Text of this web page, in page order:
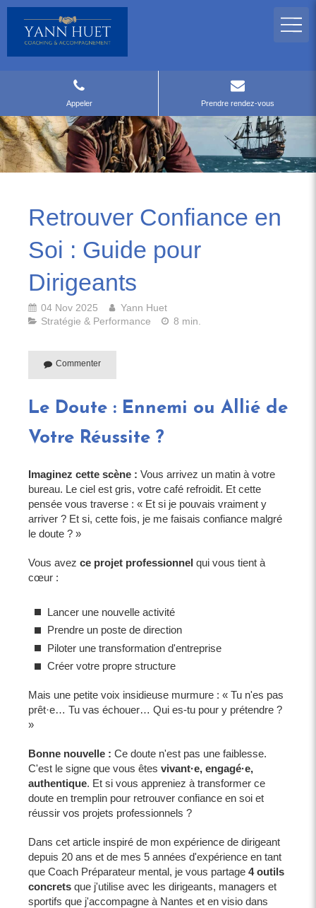
Appeler Prendre rendez-vous
Retrouver Confiance en
Soi : Guide pour
Dirigeants
04 Nov 2025
Yann Huet
Stratégie & Performance
8 min.
Commenter
Le Doute : Ennemi ou Allié de
Votre Réussite ?
Imaginez cette scène : Vous arrivez un matin à votre
bureau. Le ciel est gris, votre café refroidit. Et cette
pensée vous traverse : « Et si je pouvais vraiment y
arriver ? Et si, cette fois, je me faisais confiance malgré
le doute ? »
Vous avez ce projet professionnel qui vous tient à
cœur :
Lancer une nouvelle activité
Prendre un poste de direction
Piloter une transformation d'entreprise
Créer votre propre structure
Mais une petite voix insidieuse murmure : « Tu n'es pas
prêt·e… Tu vas échouer… Qui es-tu pour y prétendre ?
»
Bonne nouvelle : Ce doute n'est pas une faiblesse.
C'est le signe que vous êtes vivant·e, engagé·e,
authentique. Et si vous appreniez à transformer ce
doute en tremplin pour retrouver confiance en soi et
réussir vos projets professionnels ?
Dans cet article inspiré de mon expérience de dirigeant
depuis 20 ans et de mes 5 années d'expérience en tant
que Coach Préparateur mental, je vous partage 4 outils
concrets que j'utilise avec les dirigeants, managers et
sportifs que j'accompagne à Nantes et en visio dans